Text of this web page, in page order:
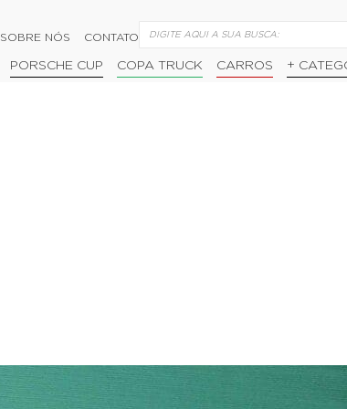
SOBRE NÓS CONTATO
PORSCHE CUP COPA TRUCK CARROS +